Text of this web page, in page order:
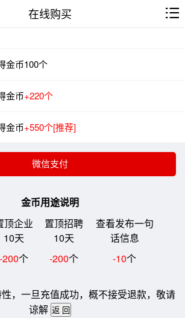
在线购买
金币100个
金币+220个
金币+550个[推荐]
金币用途说明
顶企业
10天
置顶招聘
10天
查看发布一句
话信息
-200个 -200个 -10个
，一旦充值成功，概不接受退款，敬请
谅解